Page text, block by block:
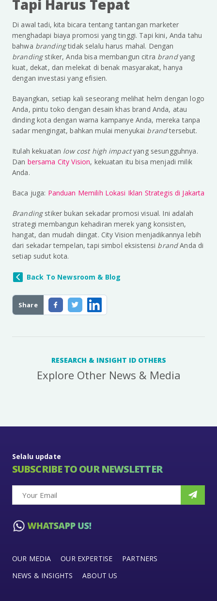
Share
Tapi Harus Tepat
Di awal tadi, kita bicara tentang tantangan marketer
menghadapi biaya promosi yang tinggi. Tapi kini, Anda tahu
bahwa brandingtidak selalu harus mahal. Dengan
branding stiker, Anda bisa membangun citra brandyang
kuat, dekat, dan melekat di benak masyarakat, hanya
dengan investasi yang efisien.
Bayangkan, setiap kali seseorang melihat helm dengan logo
Anda, pintu toko dengan desain khas brand Anda, atau
dinding kota dengan warna kampanye Anda, mereka tanpa
sadar mengingat, bahkan mulai menyukai brandtersebut.
Itulah kekuatan low cost high impactyang sesungguhnya.
Dan bersama City Vision, kekuatan itu bisa menjadi milik
Anda.
Baca juga: Panduan Memilih Lokasi Iklan Strategis di Jakarta
Branding stiker bukan sekadar promosi visual. Ini adalah
strategi membangun kehadiran merek yang konsisten,
hangat, dan mudah diingat. City Vision menjadikannya lebih
dari sekadar tempelan, tapi simbol eksistensi brandAnda di
setiap sudut kota.
Back To Newsroom & Blog
RESEARCH & INSIGHT ID OTHERS
Explore Other News & Media
Selalu update
SUBSCRIBE TO OUR NEWSLETTER
OUR MEDIA OUR EXPERTISE
PARTNERS
NEWS & INSIGHTS
ABOUT US